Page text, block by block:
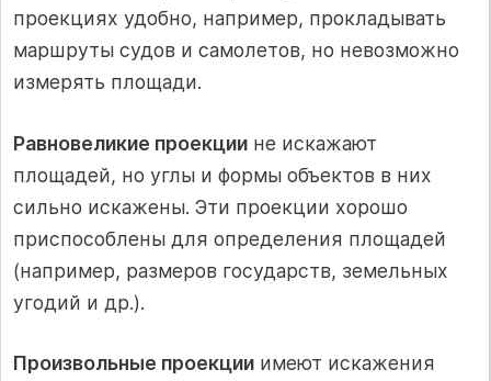
проекциях удобно, например, прокладывать
маршруты судов и самолетов, но невозможно
измерять площади.
Равновеликие проекции не искажают
площадей, но углы и формы объектов в них
сильно искажены. Эти проекции хорошо
приспособлены для определения площадей
(например, размеров государств, земельных
угодий и др.).
Произвольные проекции имеют искажения